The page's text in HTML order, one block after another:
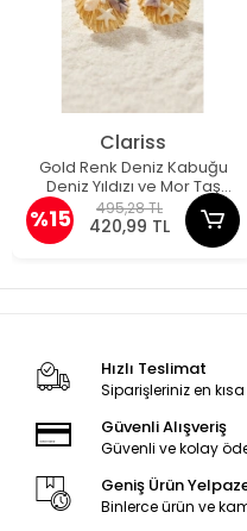
Clariss
Gold Renk Deniz Kabuğu
Deniz Yıldızı ve Mor Taş
Detaylı Küpe
%15 495,28 TL
420,99 TL
Hızlı Teslimat
Siparişleriniz en
Güvenli Alışveriş
Güvenli ve kolay
Geniş Ürün
Binlerce ürün ve